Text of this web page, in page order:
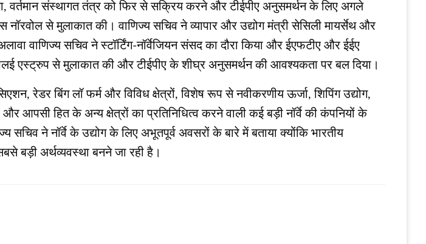
वर्तमान संस्थागत तंत्र को फिर से सक्रिय करने और टीईपीए अनुसमर्थन के लिए अगले
नॉरवोल से मुलाकात की। वाणिज्य सचिव ने व्यापार और उद्योग मंत्री सेसिली मायर्सेथ और
वाणिज्य सचिव ने स्टॉर्टिंग-नॉर्वेजियन संसद का दौरा किया और ईएफटीए और ईईए
एस्ट्रुप से मुलाकात की और टीईपीए के शीघ्र अनुसमर्थन की आवश्यकता पर बल दिया।
रेडर बिंग लॉ फर्म और विविध क्षेत्रों, विशेष रूप से नवीकरणीय ऊर्जा, शिपिंग उद्योग,
आपसी हित के अन्य क्षेत्रों का प्रतिनिधित्व करने वाली कई बड़ी नॉर्वे की कंपनियों के
ने नॉर्वे के उद्योग के लिए अभूतपूर्व अवसरों के बारे में बताया क्योंकि भारतीय
बड़ी अर्थव्यवस्था बनने जा रही है।